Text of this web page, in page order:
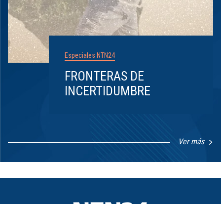
Especiales NTN24
FRONTERAS DE
INCERTIDUMBRE
Ver más
1
8